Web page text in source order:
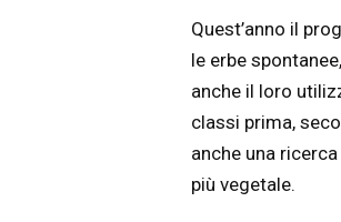
Quest’anno il
le erbe
anche il loro
classi prima,
anche una
più vegetale.